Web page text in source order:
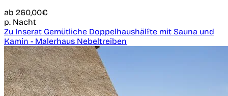
ab 260,00€
p. Nacht
Zu Inserat Gemütliche Doppelhaushälfte mit Sauna und
Kamin - Malerhaus Nebeltreiben